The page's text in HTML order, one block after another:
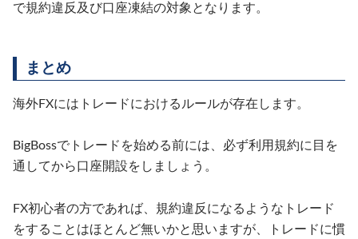
で規約違反及び口座凍結の対象となります。
まとめ
海外FXにはトレードにおけるルールが存在します。
BigBossでトレードを始める前には、必ず利用規約に目を
通してから口座開設をしましょう。
FX初心者の方であれば、規約違反になるようなトレード
をすることはほとんど無いかと思いますが、トレードに慣